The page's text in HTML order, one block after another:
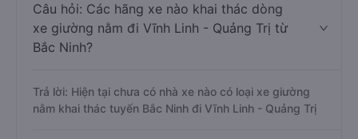
Câu hỏi: Các hãng xe nào khai thác dòng
xe giường nằm đi Vĩnh Linh - Quảng Trị từ
Bắc Ninh?
Trả lời: Hiện tại chưa có nhà xe nào có loại xe giường
nằm khai thác tuyến Bắc Ninh đi Vĩnh Linh - Quảng Trị